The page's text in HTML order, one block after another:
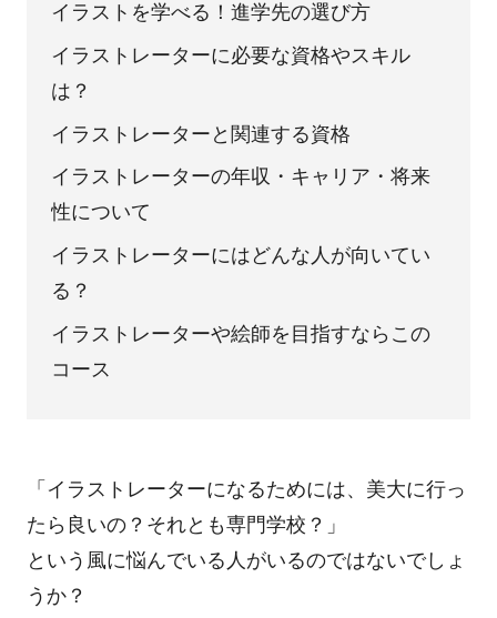
イラストを学べる！進学先の選び方
イラストレーターに必要な資格やスキル
は？
イラストレーターと関連する資格
イラストレーターの年収・キャリア・将来
性について
イラストレーターにはどんな人が向いてい
る？
イラストレーターや絵師を目指すならこの
コース
「イラストレーターになるためには、美大に行っ
たら良いの？それとも専門学校？」
という風に悩んでいる人がいるのではないでしょ
うか？